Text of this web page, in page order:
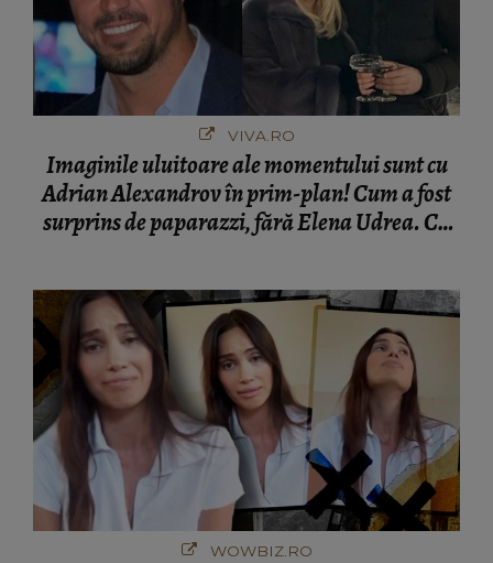
VIVA.RO
Imaginile uluitoare ale momentului sunt cu
Adrian Alexandrov în prim-plan! Cum a fost
surprins de paparazzi, fără Elena Udrea. Cu
WOWBIZ.RO